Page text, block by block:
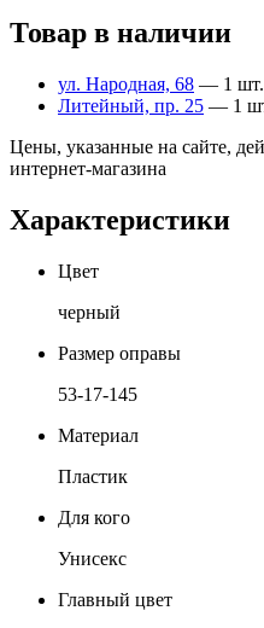
Товар в наличии
ул. Народная, 68 — 1 шт.
Литейный, пр. 25 — 1
Цены, указанные на сайте,
интернет-магазина
Характеристики
Цвет
черный
Размер оправы
53-17-145
Материал
Пластик
Для кого
Унисекс
Главный цвет